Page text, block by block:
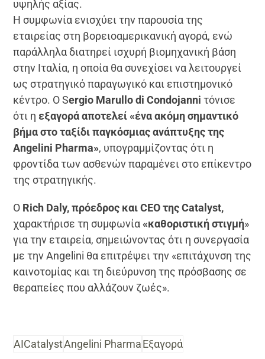
υψηλής αξίας.
Η συμφωνία ενισχύει την παρουσία της
εταιρείας στη βορειοαμερικανική αγορά, ενώ
παράλληλα διατηρεί ισχυρή βιομηχανική βάση
στην Ιταλία, η οποία θα συνεχίσει να λειτουργεί
ως στρατηγικό παραγωγικό και επιστημονικό
κέντρο. Ο Sergio Marullo di Condojanni τόνισε
ότι η εξαγορά αποτελεί «ένα ακόμη σημαντικό
βήμα στο ταξίδι παγκόσμιας ανάπτυξης της
Angelini Pharma», υπογραμμίζοντας ότι η
φροντίδα των ασθενών παραμένει στο επίκεντρο
της στρατηγικής.
Ο Rich Daly, πρόεδρος και CEO της Catalyst,
χαρακτήρισε τη συμφωνία«καθοριστική στιγμή»
για την εταιρεία, σημειώνοντας ότι η συνεργασία
με την Angelini θα επιτρέψει την «επιτάχυνση της
καινοτομίας και τη διεύρυνση της πρόσβασης σε
θεραπείες που αλλάζουν ζωές».
AICatalystAngelini PharmaΕξαγορά